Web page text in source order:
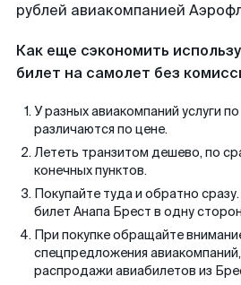
рублей авиакомпанией
Как еще сэкономить
билет на самолет без
У разных авиакомпаний услуги
различаются по цене.
Лететь транзитом дешево, по
конечных пунктов.
Покупайте туда и обратно
билет Анапа Брест в одну
При покупке обращайте
спецпредложения авиакомпаний,
распродажи авиабилетов из